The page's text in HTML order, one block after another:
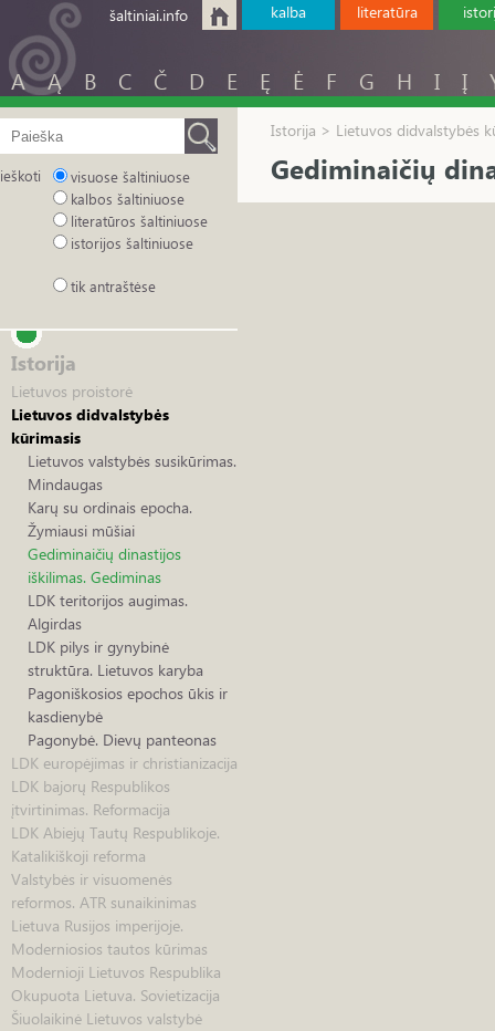
šaltiniai.info kalba literatūra
A Ą B C Č D E Ę Ė F G H I Į
ieškoti
visuose šaltiniuose
kalbos šaltiniuose
literatūros šaltiniuose
istorijos šaltiniuose
tik antraštėse
Istorija
Lietuvos proistorė
Lietuvos didvalstybės
kūrimasis
Lietuvos valstybės susikūrimas.
Mindaugas
Karų su ordinais epocha.
Žymiausi mūšiai
Gediminaičių dinastijos
iškilimas. Gediminas
LDK teritorijos augimas.
Algirdas
LDK pilys ir gynybinė
struktūra. Lietuvos karyba
Pagoniškosios epochos ūkis ir
kasdienybė
Pagonybė. Dievų panteonas
LDK europėjimas ir christianizacija
LDK bajorų Respublikos
įtvirtinimas. Reformacija
LDK Abiejų Tautų Respublikoje.
Katalikiškoji reforma
Valstybės ir visuomenės
reformos. ATR sunaikinimas
Lietuva Rusijos imperijoje.
Moderniosios tautos kūrimas
Modernioji Lietuvos Respublika
Okupuota Lietuva. Sovietizacija
Šiuolaikinė Lietuvos valstybė
Istorija > Lietuvos didvalstybės
Gediminaičių